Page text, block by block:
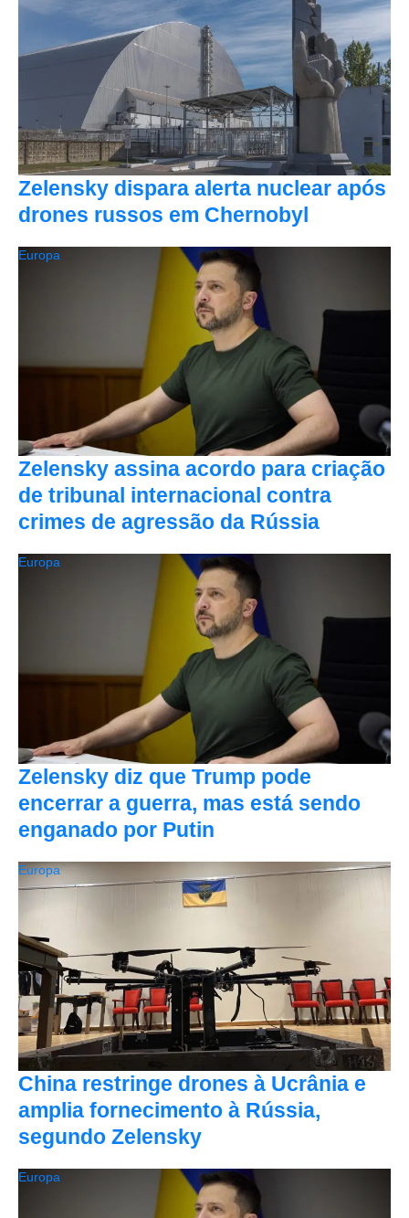
Zelensky dispara alerta nuclear após
drones russos em Chernobyl
Zelensky assina acordo para criação
de tribunal internacional contra
crimes de agressão da Rússia
Europa
Zelensky diz que Trump pode
encerrar a guerra, mas está sendo
enganado por Putin
Europa
China restringe drones à Ucrânia e
amplia fornecimento à Rússia,
segundo Zelensky
Europa
Europa